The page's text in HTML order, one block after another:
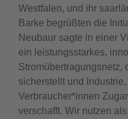
Westfalen, und ihr
Barke begrüßten die
Neubaur sagte in einer
ein leistungsstarkes,
Stromübertragungsnetz,
sicherstellt und
Verbraucher*innen
verschafft. Wir nutzen